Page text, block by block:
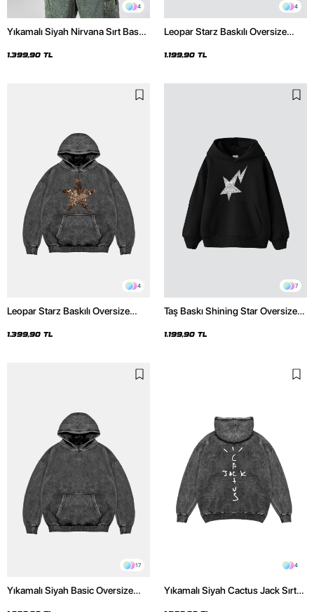
4
Yıkamalı Siyah Nirvana Sırt Baskılı
1.399,90 TL
4
Leopar Starz Baskılı Oversize
1.199,90 TL
4
Leopar Starz Baskılı Oversize
Hoodie
1.399,90 TL
7
Taş Baskı Shining Star Oversize
1.199,90 TL
17
Yıkamalı Siyah Basic Oversize
4
Yıkamalı Siyah Cactus Jack Sırt